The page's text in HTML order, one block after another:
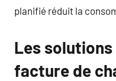
planifié réduit la
Les
facture de